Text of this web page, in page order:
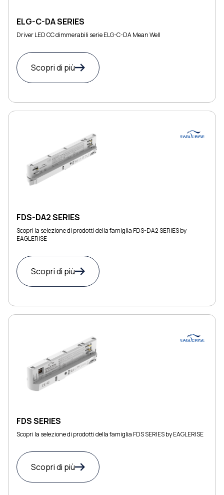
ELG-C-DA SERIES
Driver LED CC dimmerabili serie ELG-C-DA Mean Well
Scopri di più
FDS-DA2 SERIES
Scopri la selezione di prodotti della famiglia FDS-DA2 SERIES by
EAGLERISE
Scopri di più
FDS SERIES
Scopri la selezione di prodotti della famiglia FDS SERIES by EAGLERISE
Scopri di più